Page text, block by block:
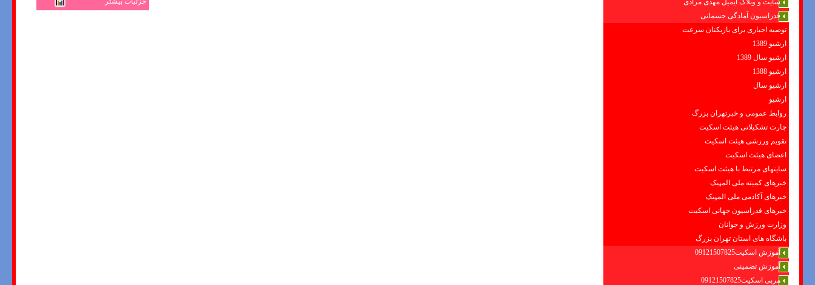
سایت و وبلاگ ایمیل مهدی مرادی
فدراسیون آمادگی جسمانی
توصیه اجباری برای بازیکنان سرعت
ارشیو 1389
ارشیو سال 1389
ارشیو 1388
ارشیو سال
ارشیو
روابط عمومی و خبرتهران بزرگ
چارت تشکیلاتی هیئت اسکیت
تقویم ورزشی هیئت اسکیت
اعضای هیئت اسکیت
سایتهای مرتبط با هیئت اسکیت
خبرهای کمیته ملی المپیک
خبرهای آکادمی ملی المپیک
خبرهای فدراسیون جهانی اسکیت
وزارت ورزش و جوانان
باشگاه های استان تهران بزرگ
آموزش اسکیت09121507825
آموزش تضمینی
مربی اسکیت09121507825